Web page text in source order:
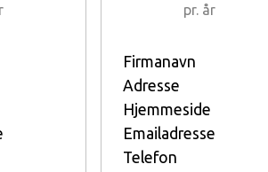
pr. år
Firmanavn
Adresse
Hjemmeside
Emailadresse
Telefon